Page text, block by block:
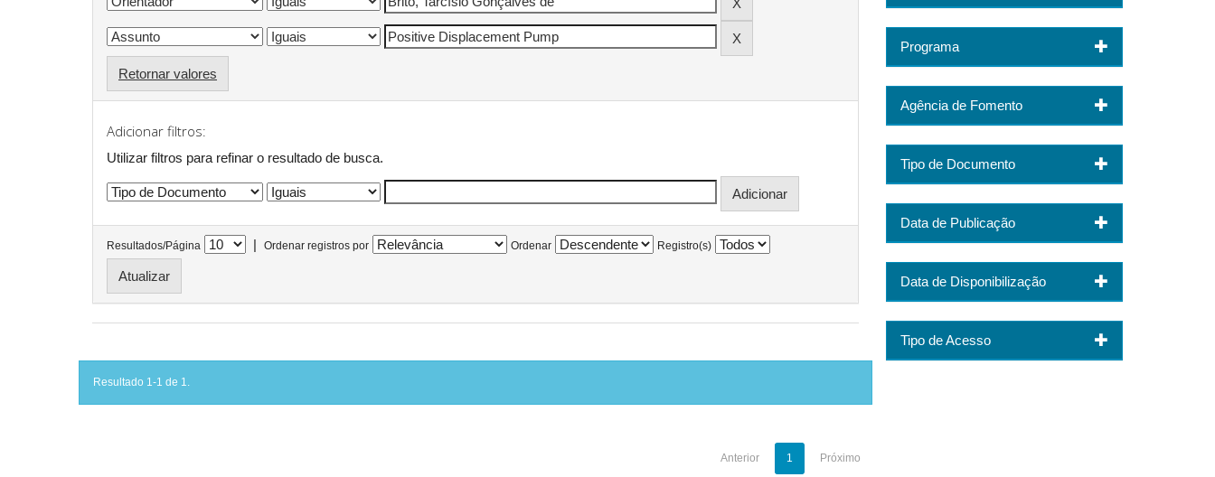
Retornar valores
Adicionar filtros:
Utilizar filtros para refinar o resultado de busca.
Resultados/Página | Ordenar registros por Ordenar Registro(s)
Resultado 1-1 de 1.
Anterior 1 Próximo
Programa
Agência de Fomento
Tipo de Documento
Data de Publicação
Data de Disponibilização
Tipo de Acesso